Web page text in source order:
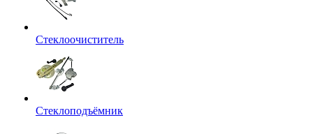
Стеклоочиститель
Стеклоподъёмник